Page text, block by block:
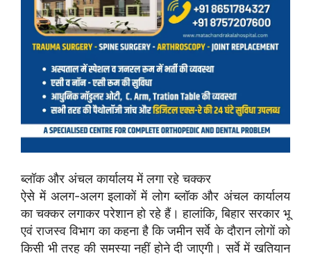
ब्लॉक और अंचल कार्यालय में लगा रहे चक्कर
ऐसे में अलग-अलग इलाकों में लोग ब्लॉक और अंचल कार्यालय
का चक्कर लगाकर परेशान हो रहे हैं। हालांकि, बिहार सरकार भू
एवं राजस्व विभाग का कहना है कि जमीन सर्वे के दौरान लोगों को
किसी भी तरह की समस्या नहीं होने दी जाएगी। सर्वे में खतियान